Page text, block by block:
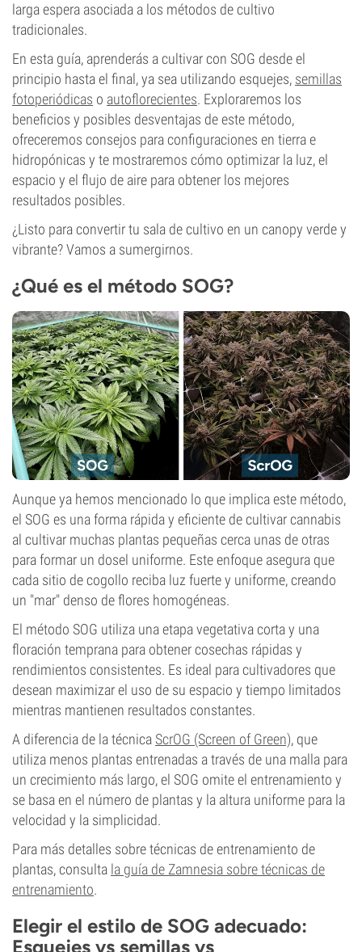
larga espera asociada a los métodos de cultivo
tradicionales.
En esta guía, aprenderás a cultivar con SOG desde el
principio hasta el final, ya sea utilizando esquejes, semillas
fotoperiódicas o autoflorecientes. Exploraremos los
beneficios y posibles desventajas de este método,
ofreceremos consejos para configuraciones en tierra e
hidropónicas y te mostraremos cómo optimizar la luz, el
espacio y el flujo de aire para obtener los mejores
resultados posibles.
¿Listo para convertir tu sala de cultivo en un canopy verde y
vibrante? Vamos a sumergirnos.
¿Qué es el método SOG?
Aunque ya hemos mencionado lo que implica este método,
el SOG es una forma rápida y eficiente de cultivar cannabis
al cultivar muchas plantas pequeñas cerca unas de otras
para formar un dosel uniforme. Este enfoque asegura que
cada sitio de cogollo reciba luz fuerte y uniforme, creando
un "mar" denso de flores homogéneas.
El método SOG utiliza una etapa vegetativa corta y una
floración temprana para obtener cosechas rápidas y
rendimientos consistentes. Es ideal para cultivadores que
desean maximizar el uso de su espacio y tiempo limitados
mientras mantienen resultados constantes.
A diferencia de la técnica ScrOG (Screen of Green), que
utiliza menos plantas entrenadas a través de una malla para
un crecimiento más largo, el SOG omite el entrenamiento y
se basa en el número de plantas y la altura uniforme para la
velocidad y la simplicidad.
Para más detalles sobre técnicas de entrenamiento de
plantas, consulta la guía de Zamnesia sobre técnicas de
entrenamiento.
Elegir el estilo de SOG adecuado:
Esquejes vs semillas vs